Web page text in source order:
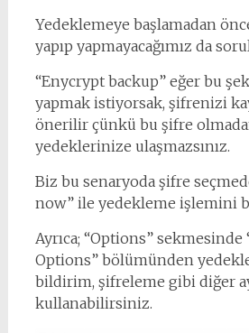
Yedeklemeye başlamadan
yapıp yapmayacağımız da
“Enycrypt backup” eğer bu
yapmak istiyorsak, şifrenizi
önerilir çünkü bu şifre
yedeklerinize ulaşmazsınız.
Biz bu senaryoda şifre
now” ile yedekleme işlemini
Ayrıca; “Options” sekmesinde
Options” bölümünden
bildirim, şifreleme gibi diğer
kullanabilirsiniz.